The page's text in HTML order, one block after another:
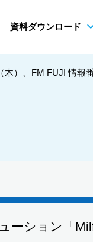
資料ダウンロード
木）、FM FUJI 情報
ーション「